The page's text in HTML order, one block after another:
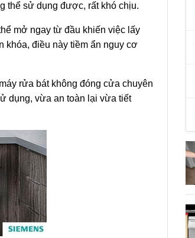
thể sử dụng được, rất khó chịu.
mở ngay từ đầu khiến việc lấy
khóa, điều này tiềm ẩn nguy cơ
rửa bát không đóng cửa chuyên
dụng, vừa an toàn lại vừa tiết